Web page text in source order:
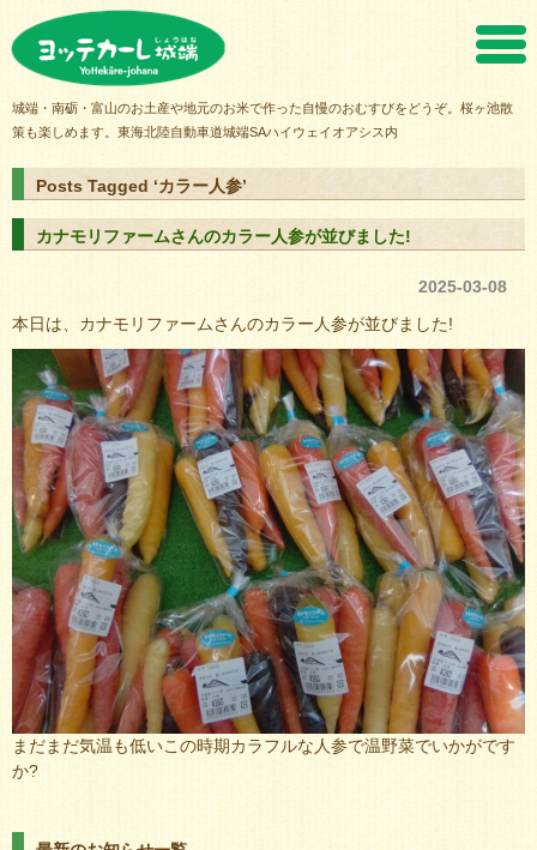
城端・南砺・富山のお土産や地元のお米で作った自慢のおむすびをどうぞ。桜ヶ池散
策も楽しめます。東海北陸自動車道城端SAハイウェイオアシス内
Posts Tagged ‘カラー人参’
カナモリファームさんのカラー人参が並びました!
2025-03-08
本日は、カナモリファームさんのカラー人参が並びました!
まだまだ気温も低いこの時期カラフルな人参で温野菜でいかがです
か?